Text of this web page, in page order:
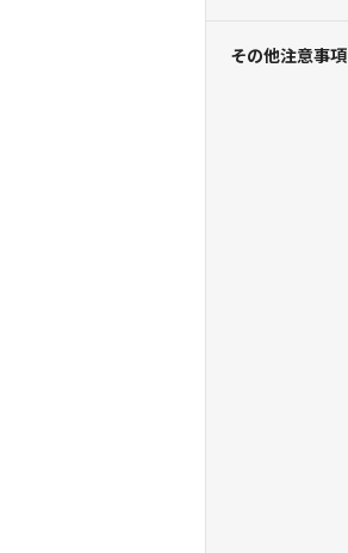
その他注意事項